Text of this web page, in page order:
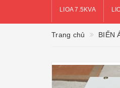
LIOA 7.5KVA
Trang chủ BIẾN